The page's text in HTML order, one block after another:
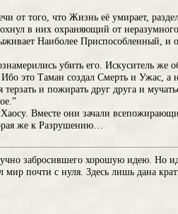
от того, что Жизнь её умирает,
в них охраняющий от
Наиболее Приспособленный, и
убить его. Искуситель же
это Таман создал Смерть и Ужас, а
и пожирать друг друга и
Вместе они зачали
же к Разрушению…
забросившего хорошую идею. Но
почти с нуля. Здесь лишь дана